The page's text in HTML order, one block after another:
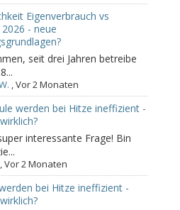
Eigenverbrauch vs
- neue
seit drei Jahren betreibe
,Vor 2 Monaten
werden bei Hitze ineffizient -
interessante Frage! Bin
Vor 2 Monaten
bei Hitze ineffizient -